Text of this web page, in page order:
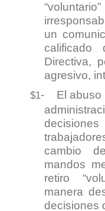
un
Directiva,
agresivo,
$1-
El abuso
cambio
mandos
retiro
manera
decisiones